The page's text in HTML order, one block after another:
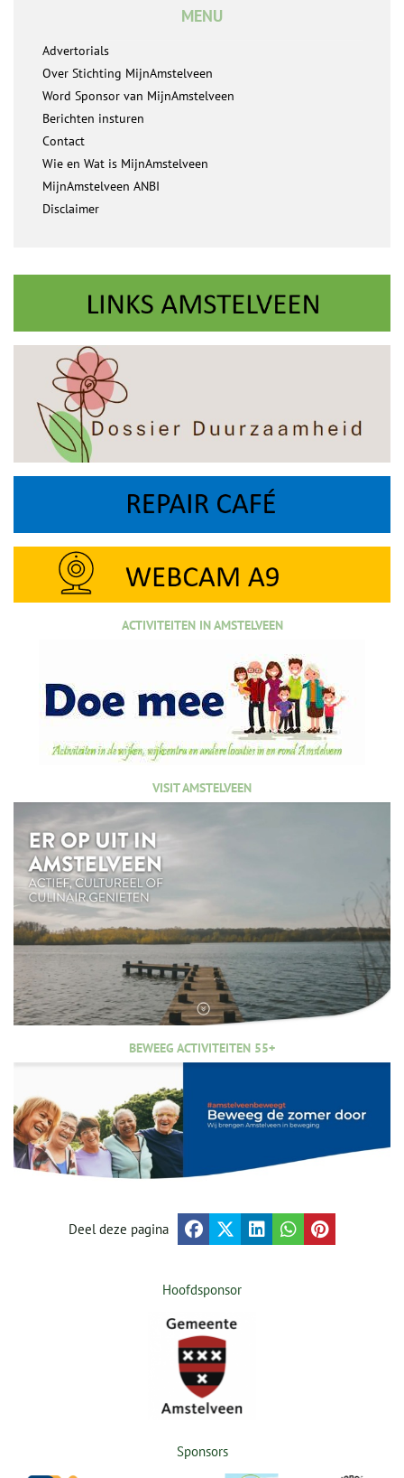
MENU
Advertorials
Over Stichting MijnAmstelveen
Word Sponsor van MijnAmstelveen
Berichten insturen
Contact
Wie en Wat is MijnAmstelveen
MijnAmstelveen ANBI
Disclaimer
ACTIVITEITEN IN AMSTELVEEN
VISIT AMSTELVEEN
BEWEEG ACTIVITEITEN 55+
Deel deze pagina
Hoofdsponsor
Sponsors